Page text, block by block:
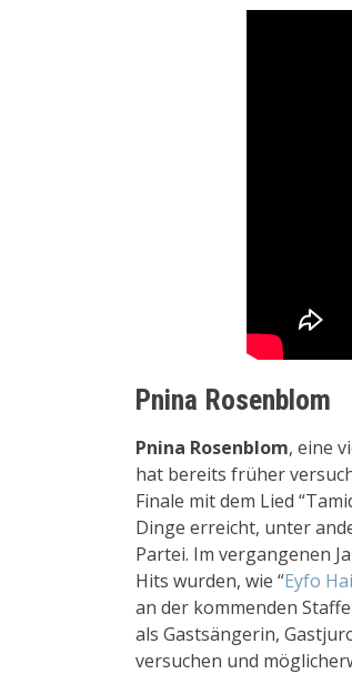
Pnina Rosenblom
Pnina Rosenblom, eine
hat bereits früher
Finale mit dem Lied
Dinge erreicht, unter
Partei. Im vergangenen
Hits wurden, wie “Eyfo
an der kommenden
als Gastsängerin,
versuchen und